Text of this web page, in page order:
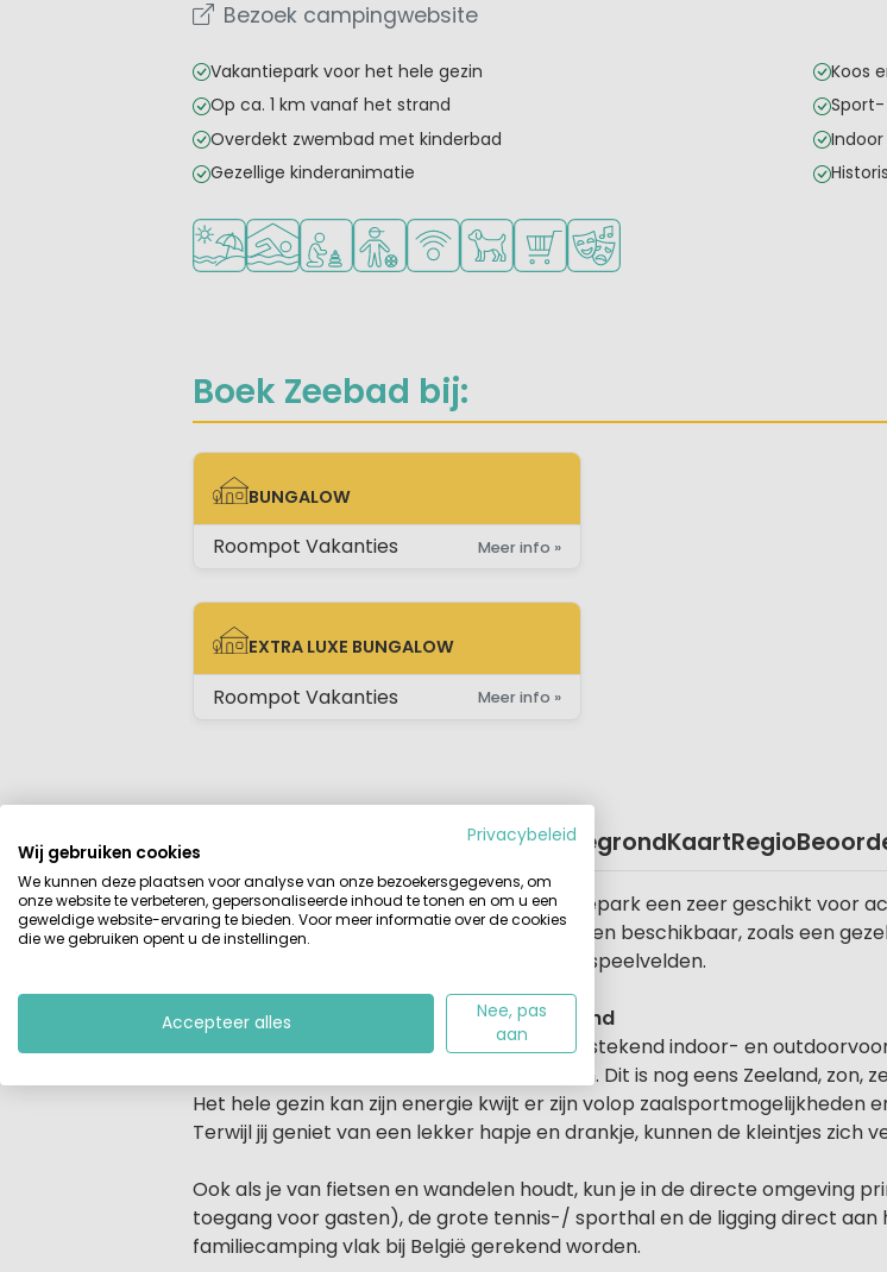
Bezoek campingwebsite
Vakantiepark voor het hele gezin
Op ca. 1 km vanaf het strand
Overdekt zwembad met kinderbad
Gezellige kinderanimatie
Koos
Ligt bij strand en zee
Overdekt zwembad
Aanbevolen voor jonge kinderen
Aanbevolen voor tieners
WiFi beschikbaar
Huisdieren toegestaan
Campingwinkel/Supermarkt
Animatieprogramma
Boek Zeebad bij:
BUNGALOW
BUNGALOW
Roompot Vakanties Meer info »
EXTRA LUXE BUNGALOW
EXTRA LUXE BUNGALOW
Roompot Vakanties Meer info »
Beschrijving AccommodatiesPlattegrondKaartRegio
Beschrijving
Vakantiepark Zeebad is een groot vakantiepark een zeer geschikt voor
hoofdgebouw zijn alle fijne parkvoorzieningen beschikbaar, zoals een
, en diverse sport- en speelvelden.
Een heerlijke vakantie direct aan het strand
Het ruim opgezette vakantiepark heeft uitstekend indoor- en
Noordzeestrand is zelfs te voet te bereiken. Dit is nog eens Zeeland,
Het hele gezin kan zijn energie kwijt er zijn volop zaalsportmogelijkheden
Terwijl jij geniet van een lekker hapje en drankje, kunnen de kleintjes zich
Ook als je van fietsen en wandelen houdt, kun je in de directe omgeving
toegang voor gasten), de grote tennis-/ sporthal en de ligging direct
familiecamping vlak bij België gerekend worden.
Privacybeleid
Wij gebruiken cookies
We kunnen deze plaatsen voor analyse van onze bezoekersgegevens, om
onze website te verbeteren, gepersonaliseerde inhoud te tonen en om u een
geweldige website-ervaring te bieden. Voor meer informatie over de cookies
die we gebruiken opent u de instellingen.
Accepteer alles
Nee, pas
aan